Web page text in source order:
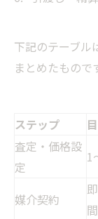
下記のテーブル
まとめたもので
ステップ
査定・価格設
定
1
媒介契約
間